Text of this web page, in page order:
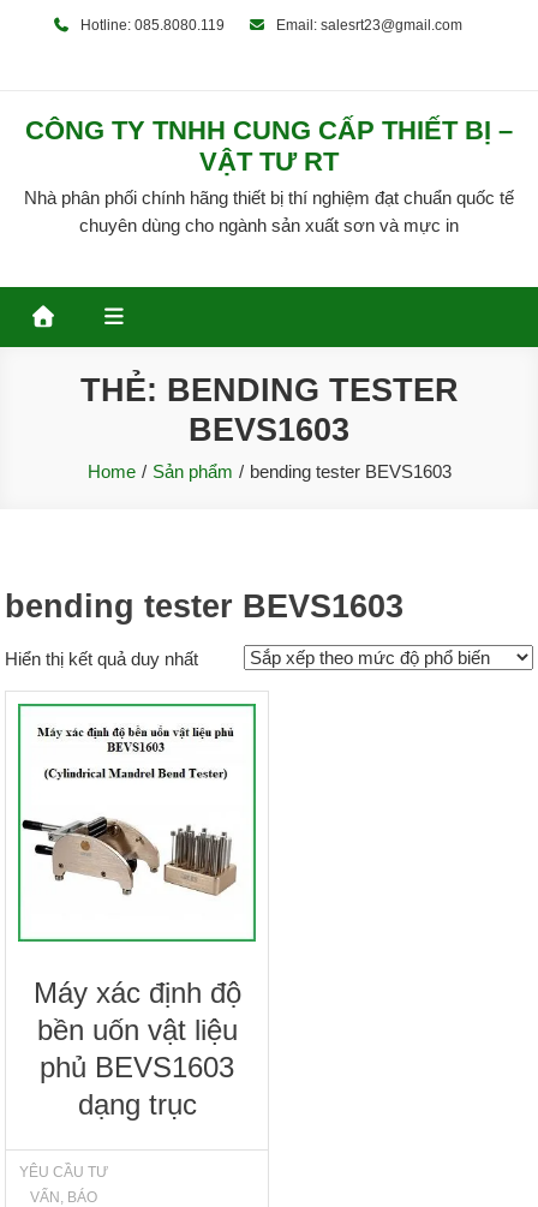
Hotline: 085.8080.119 Email: salesrt23@gmail.com
CÔNG TY TNHH CUNG CẤP THIẾT BỊ –
VẬT TƯ RT
Nhà phân phối chính hãng thiết bị thí nghiệm đạt chuẩn quốc tế
chuyên dùng cho ngành sản xuất sơn và mực in
THẺ: BENDING TESTER
BEVS1603
Home Sản phẩm bending tester BEVS1603
bending tester BEVS1603
Hiển thị kết quả duy nhất
Máy xác định độ
bền uốn vật liệu
phủ BEVS1603
dạng trục
YÊU CẦU TƯ
VẤN, BÁO